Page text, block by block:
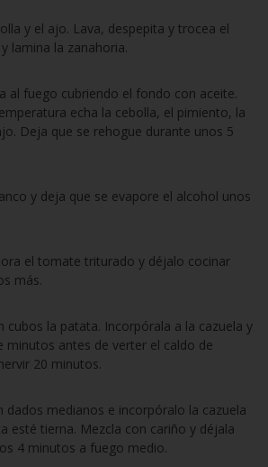
y el ajo. Lava, despepita y trocea el
lamina la zanahoria.
al fuego cubriendo el fondo con aceite.
echa la cebolla, el pimiento, la
Deja que se rehogue durante unos 5
y deja que se evapore el alcohol unos
el tomate triturado y déjalo cocinar
más.
cubos la patata. Incorpórala a la cazuela y
minutos antes de verter el caldo de
20 minutos.
dados medianos e incorpóralo la cazuela
esté tierna. Mezcla con cariño y déjala
4 minutos a fuego medio.